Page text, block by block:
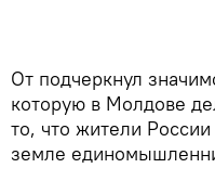
От подчеркнул
которую в Молдове
то, что жители
земле